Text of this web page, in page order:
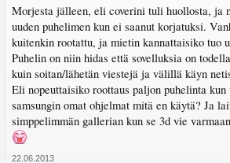
Morjesta jälleen, eli coverini tuli huollosta, ja
uuden puhelimen kun ei saanut korjatuksi.
kuitenkin rootattu, ja mietin kannattaisiko tuo
Puhelin on niin hidas että sovelluksia on
kuin soitan/lähetän viestejä ja välillä käyn
Eli nopeuttaisiko roottaus paljon puhelinta kun
samsungin omat ohjelmat mitä en käytä? Ja
simppelimmän gallerian kun se 3d vie
22.06.2013